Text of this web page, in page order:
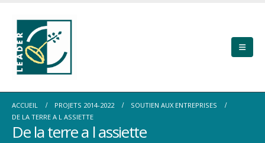
ACCUEIL PROJETS 2014-2022
SOUTIEN AUX ENTREPRISES
DE LA TERRE A L ASSIETTE
De la terre a l assiette